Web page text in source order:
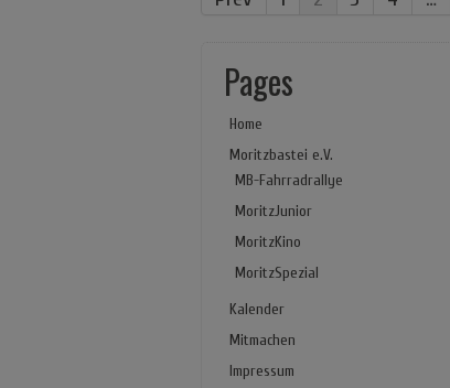
Pages
Home
Moritzbastei e.V.
MB-Fahrradrallye
MoritzJunior
MoritzKino
MoritzSpezial
Kalender
Mitmachen
Impressum